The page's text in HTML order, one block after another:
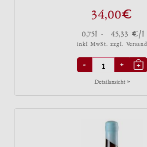
34,00€
0,75l - 45,33 €/l
inkl MwSt. zzgl. Versand
- +
Detailansicht >